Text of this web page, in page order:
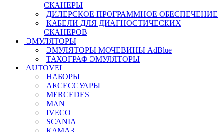
СКАНЕРЫ
ДИЛЕРСКОЕ ПРОГРАММНОЕ ОБЕСПЕЧЕНИЕ
КАБЕЛИ ДЛЯ ДИАГНОСТИЧЕСКИХ
СКАНЕРОВ
ЭМУЛЯТОРЫ
ЭМУЛЯТОРЫ МОЧЕВИНЫ АdBlue
ТАХОГРАФ ЭМУЛЯТОРЫ
AUTOVEI
НАБОРЫ
АКСЕССУАРЫ
MERCEDES
MAN
IVECO
SCANIA